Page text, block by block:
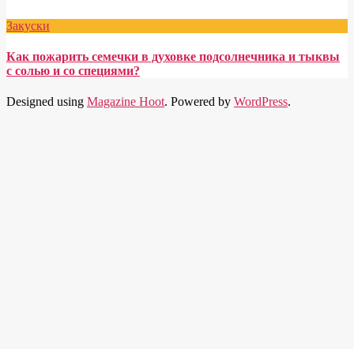
Закуски
Как пожарить семечки в духовке подсолнечника и тыквы
с солью и со специями?
Designed using Magazine Hoot. Powered by WordPress.